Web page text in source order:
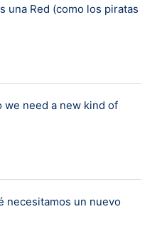
una Red (como los piratas
we need a new kind of
necesitamos un nuevo